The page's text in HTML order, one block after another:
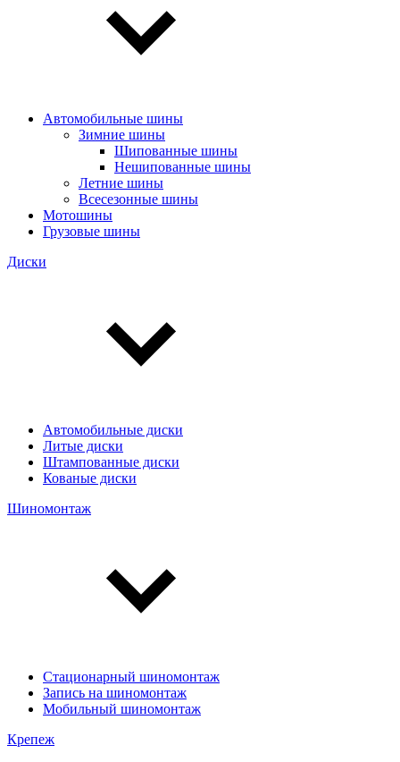
Автомобильные шины
Зимние шины
Шипованные шины
Нешипованные шины
Летние шины
Всесезонные шины
Мотошины
Грузовые шины
Диски
Автомобильные диски
Литые диски
Штампованные диски
Кованые диски
Шиномонтаж
Стационарный шиномонтаж
Запись на шиномонтаж
Мобильный шиномонтаж
Крепеж